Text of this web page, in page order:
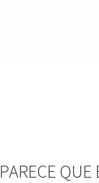
PARECE